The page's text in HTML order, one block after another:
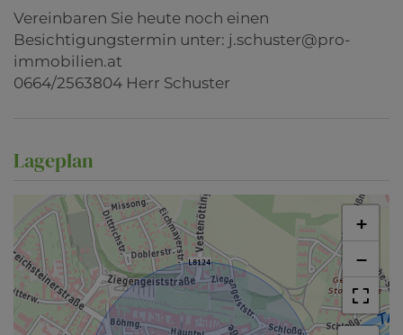
Vereinbaren Sie heute noch einen
Besichtigungstermin unter: j.schuster@pro-
immobilien.at
0664/2563804 Herr Schuster
Lageplan
+
−